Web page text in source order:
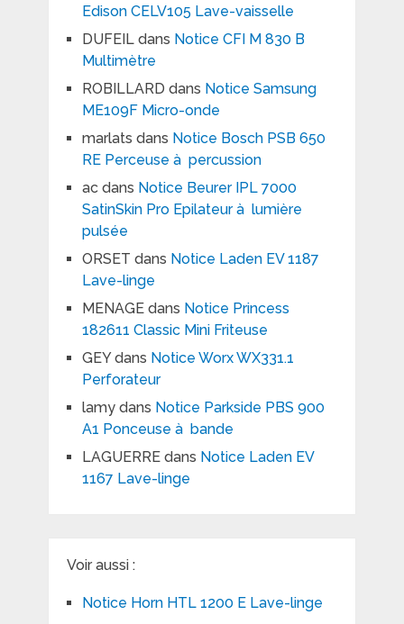
Edison CELV105 Lave-vaisselle
DUFEILdans Notice CFI M 830 B
Multimètre
ROBILLARD dans Notice Samsung
ME109F Micro-onde
marlats dans Notice Bosch PSB 650
RE Perceuse à percussion
acdans Notice Beurer IPL 7000
SatinSkin Pro Epilateur à lumière
pulsée
ORSET dans Notice Laden EV 1187
Lave-linge
MENAGEdans Notice Princess
182611 Classic Mini Friteuse
GEYdans Notice Worx WX331.1
Perforateur
lamydans Notice Parkside PBS 900
A1 Ponceuse à bande
LAGUERREdans Notice Laden EV
1167 Lave-linge
Voir aussi :
Notice Horn HTL 1200 E Lave-linge